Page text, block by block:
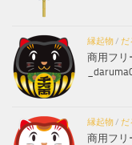
縁起物/ だ
商用フリ
縁起物/ だ
商用フリ